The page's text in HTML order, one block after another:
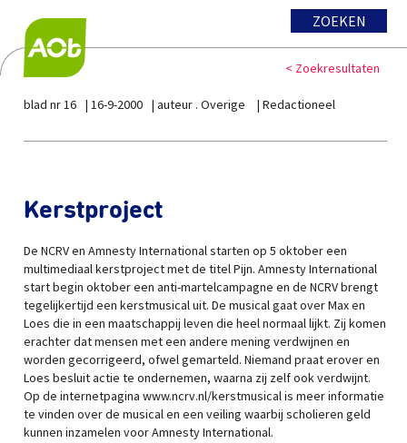
ZOEKEN
< Zoekresultaten
blad nr 16 16-9-2000 auteur . Overige Redactioneel
Kerstproject
De NCRV en Amnesty International starten op 5 oktober een
multimediaal kerstproject met de titel Pijn. Amnesty International
start begin oktober een anti-martelcampagne en de NCRV brengt
tegelijkertijd een kerstmusical uit. De musical gaat over Max en
Loes die in een maatschappij leven die heel normaal lijkt. Zij komen
erachter dat mensen met een andere mening verdwijnen en
worden gecorrigeerd, ofwel gemarteld. Niemand praat erover en
Loes besluit actie te ondernemen, waarna zij zelf ook verdwijnt.
Op de internetpagina www.ncrv.nl/kerstmusical is meer informatie
te vinden over de musical en een veiling waarbij scholieren geld
kunnen inzamelen voor Amnesty International.